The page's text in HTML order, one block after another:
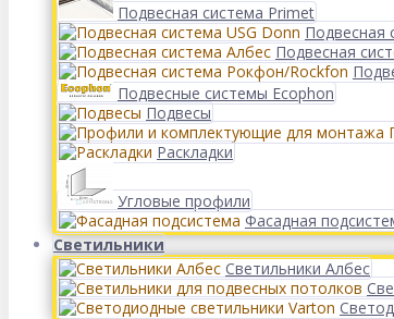
Подвесная система Primet
Подвесная
Подвесная
Подвесные системы Ecophon
Подвесы
Раскладки
Угловые профили
Фасадная
Светильники
Светильники Албес